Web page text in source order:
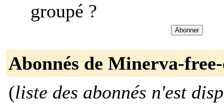
groupé ?
Abonnés de Minerva-
(liste des abonnés n'est